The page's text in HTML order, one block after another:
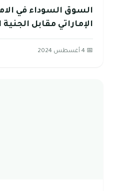
السوق السوداء في
الإماراتي مقابل
📅 4 أغسطس 2024